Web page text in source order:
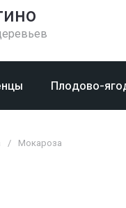
Плодово-
/ Мокароза